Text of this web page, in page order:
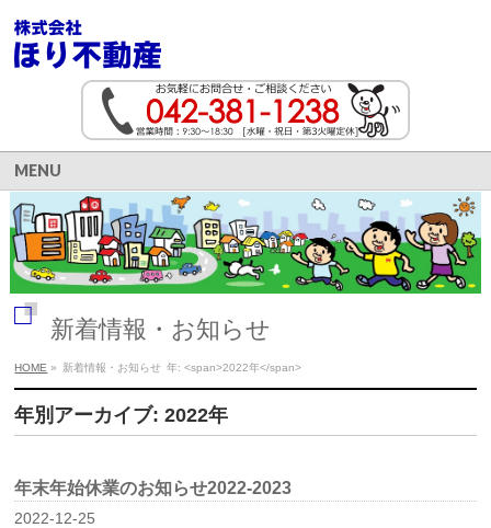
MENU
新着情報・お知らせ
HOME » 新着情報・お知らせ 年: <span>2022年</span>
年別アーカイブ: 2022年
年末年始休業のお知らせ2022-2023
2022-12-25